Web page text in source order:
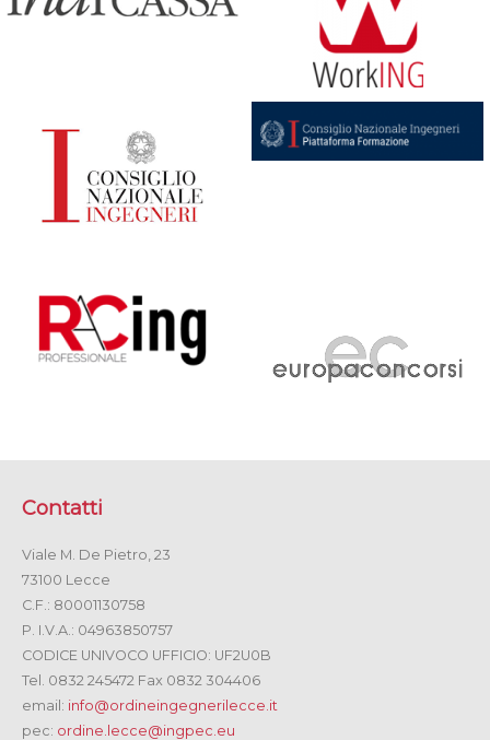
Contatti
Viale M. De Pietro, 23
73100 Lecce
C.F.: 80001130758
P. I.V.A.: 04963850757
CODICE UNIVOCO UFFICIO: UF2U0B
Tel. 0832 245472 Fax 0832 304406
email: info@ordineingegnerilecce.it
pec: ordine.lecce@ingpec.eu